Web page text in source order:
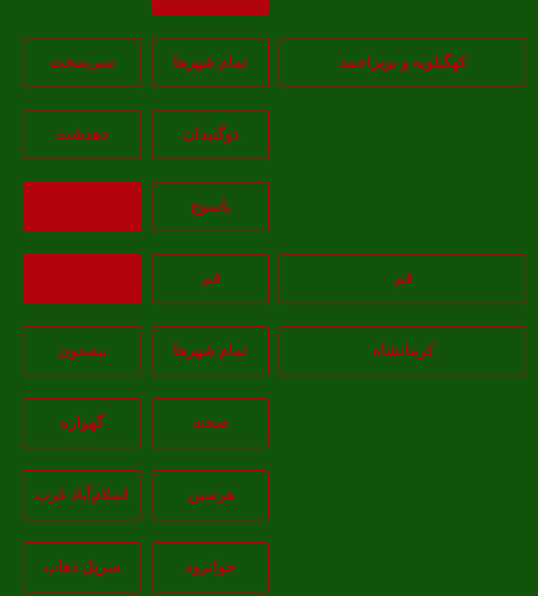
کهگیلویه و بویراحمد تمام شهر‌ها سی‌سخت
دوگنبدان دهدشت
ياسوج
کرمانشاه تمام شهر‌ها بیستون
صحنه گهواره
هرسین اسلام‌‌آباد غرب
جوانرود سرپل ذهاب